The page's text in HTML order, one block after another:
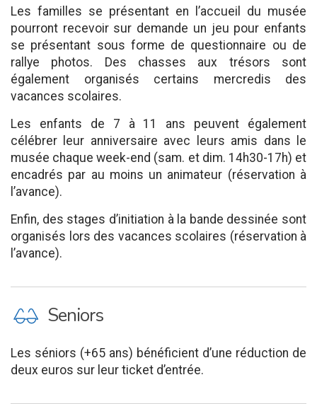
Les familles se présentant en l’accueil du musée
pourront recevoir sur demande un jeu pour enfants
se présentant sous forme de questionnaire ou de
rallye photos. Des chasses aux trésors sont
également organisés certains mercredis des
vacances scolaires.
Les enfants de 7 à 11 ans peuvent également
célébrer leur anniversaire avec leurs amis dans le
musée chaque week-end (sam. et dim. 14h30-17h) et
encadrés par au moins un animateur (réservation à
l’avance).
Enfin, des stages d’initiation à la bande dessinée sont
organisés lors des vacances scolaires (réservation à
l’avance).
P Seniors
Les séniors (+65 ans) bénéficient d’une réduction de
deux euros sur leur ticket d’entrée.